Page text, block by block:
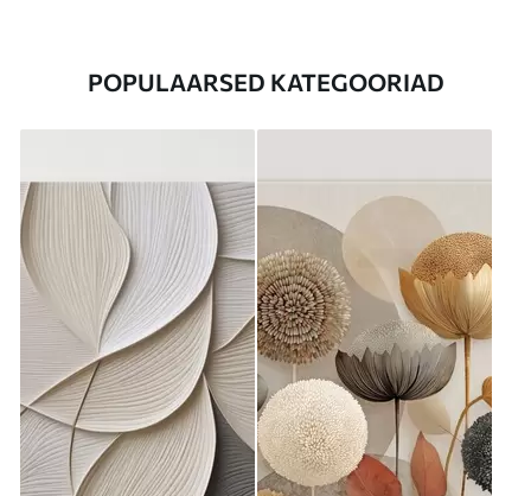
POPULAARSED KATEGOORIAD